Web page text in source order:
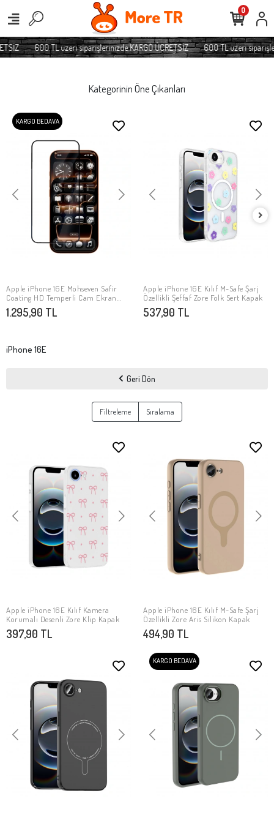
600 TL üzeri siparişlerinizde KARGO ÜCRETSİZ 600 TL üzeri
0
Kategorinin Öne Çıkanları
KARGO BEDAVA
SEPETE EKLE
Apple iPhone 16E Mohseven Safir
Coating HD Temperli Cam Ekran
Koruyucu
1.295,90 TL
SEPETE EKLE
Apple iPhone 16E Kılıf M-Safe Şarj
Özellikli Şeffaf Zore Folk Sert Kapak
537,90 TL
iPhone 16E
Geri Dön
Filtreleme Sıralama
SEPETE EKLE
Apple iPhone 16E Kılıf Kamera
Korumalı Desenli Zore Klip Kapak
397,90 TL
SEPETE EKLE
Apple iPhone 16E Kılıf M-Safe Şarj
Özellikli Zore Aris Silikon Kapak
494,90 TL
KARGO BEDAVA